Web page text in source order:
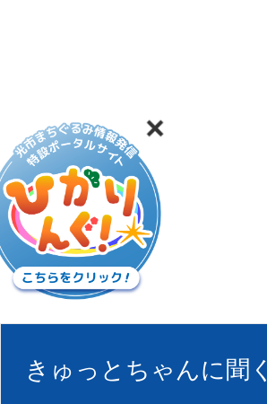
きゅっとちゃんに聞く